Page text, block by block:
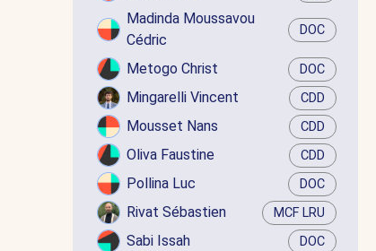
Madinda Moussavou
Cédric
DOC
Metogo Christ DOC
Mingarelli Vincent CDD
Mousset Nans CDD
Oliva Faustine CDD
Pollina Luc DOC
Rivat Sébastien MCF LRU
Sabi Issah DOC